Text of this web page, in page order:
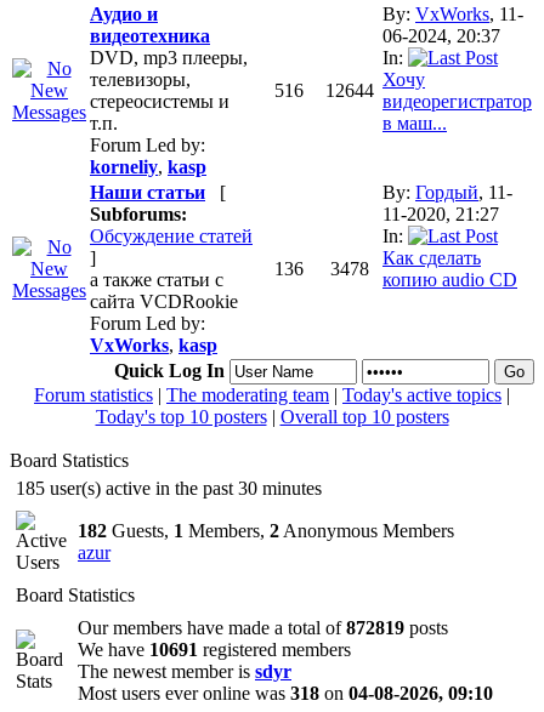
Аудио и
видеотехника
DVD, mp3 плееры,
телевизоры,
стереосистемы и
т.п.
Forum Led by:
korneliy, kasp
516 12644
By: VxWorks, 11-
06-2024, 20:37
In:
Хочу
видеорегистратор
в маш...
Наши статьи
[
Subforums:
Обсуждение статей
]
а также статьи с
сайта VCDRookie
Forum Led by:
VxWorks, kasp
136 3478
By: Гордый, 11-
11-2020, 21:27
In:
Как сделать
копию audio CD
Quick Log In
Forum statistics | The moderating team | Today's active topics |
Today's top 10 posters| Overall top 10 posters
Board Statistics
185 user(s) active in the past 30 minutes
182 Guests, 1 Members, 2 Anonymous Members
azur
Board Statistics
Our members have made a total of872819 posts
We have 10691 registered members
The newest member is sdyr
Most users ever online was 318 on 04-08-2026, 09:10